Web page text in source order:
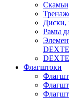
Диски,
Рамы
Флагштоки